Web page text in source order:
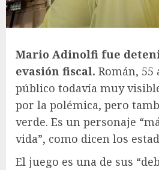
Mario Adinolfi fue
evasión fiscal. Román,
público todavía muy
por la polémica, pero
verde. Es un personaje
vida”, como dicen los
El juego es una de sus